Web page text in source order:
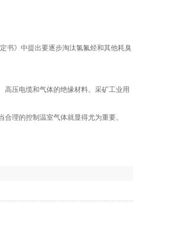
书》中提出要逐步淘汰氯氟烃和其他耗臭
压电缆和气体的绝缘材料。采矿工业用
理的控制温室气体就显得尤为重要。